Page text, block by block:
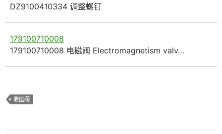
DZ9100410334 调整螺钉
179100710008
179100710008 电磁阀 Electromagnetism valv…
泄压阀